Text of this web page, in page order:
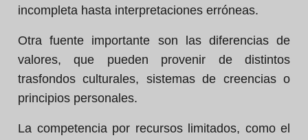
incompleta hasta interpretaciones erróneas.
Otra fuente importante son las diferencias de
valores, que pueden provenir de distintos
trasfondos culturales, sistemas de creencias o
principios personales.
La competencia por recursos limitados, como el